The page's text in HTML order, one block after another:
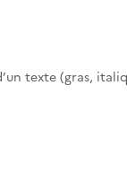
texte (gras,